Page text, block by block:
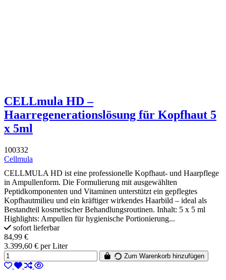
CELLmula HD –
Haarregenerationslösung für Kopfhaut 5
x 5ml
100332
Cellmula
CELLMULA HD ist eine professionelle Kopfhaut- und Haarpflege
in Ampullenform. Die Formulierung mit ausgewählten
Peptidkomponenten und Vitaminen unterstützt ein gepflegtes
Kopfhautmilieu und ein kräftiger wirkendes Haarbild – ideal als
Bestandteil kosmetischer Behandlungsroutinen. Inhalt: 5 x 5 ml
Highlights: Ampullen für hygienische Portionierung...
sofort lieferbar
84,99 €
3.399,60 € per Liter
Zum Warenkorb hinzufügen